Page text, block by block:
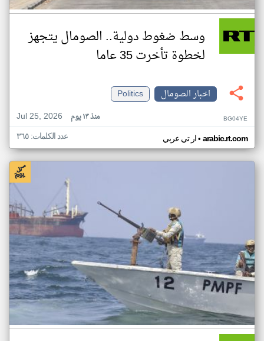
وسط ضغوط دولية.. الصومال يتجهز
لخطوة تأخرت 35 عاما
اخبار الصومال
Politics
Jul 25, 2026
منذ ١٣ يوم BG04YE
ار تي عربي• arabic.rt.com عدد الكلمات: ٣٦٥